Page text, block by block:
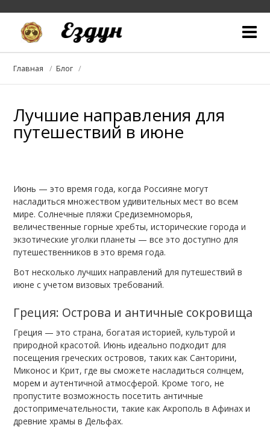
Кто мы
Блог
Куда едем
С кем едем
Галерея
Главная Блог
Лучшие направления для
путешествий в июне
Июнь — это время года, когда Россияне могут
насладиться множеством удивительных мест во всем
мире. Солнечные пляжи Средиземноморья,
величественные горные хребты, исторические города и
экзотические уголки планеты — все это доступно для
путешественников в это время года.
Вот несколько лучших направлений для путешествий в
июне с учетом визовых требований.
Греция: Острова и античные сокровища
Греция — это страна, богатая историей, культурой и
природной красотой. Июнь идеально подходит для
посещения греческих островов, таких как Санторини,
Миконос и Крит, где вы сможете насладиться солнцем,
морем и аутентичной атмосферой. Кроме того, не
пропустите возможность посетить античные
достопримечательности, такие как Акрополь в Афинах и
древние храмы в Дельфах.